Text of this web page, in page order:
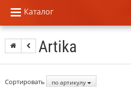
Каталог
Artika
Сортировать по артикулу